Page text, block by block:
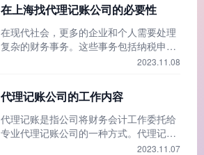
在上海找代理记账公司的必要性
在现代社会，更多的企业和个人需要处理
复杂的财务事务。这些事务包括纳税申
报、财务记录、预算规划等，需要专业的
应该及时出现，并在一定程度上满足客户
的需求。代理记账公司的出现是非常必要
的。对于一些没有财务背景或经验的企业
和个人来说，处理财务事务可能非常困难
和耗时。
2023.11.08
代理记账公司的工作内容
代理记账是指公司将财务会计工作委托给
专业代理记账公司的一种方式。代理记账
服务的具体工作包括以下几个方面:1、日
2023.11.07